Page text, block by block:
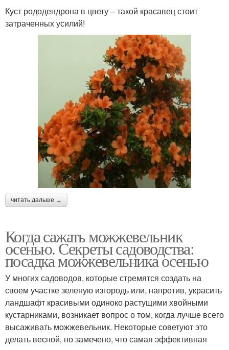
Куст рододендрона в цвету – такой красавец стоит
затраченных усилий!
читать дальше →
Когда сажать можжевельник
осенью. Секреты садоводства:
посадка можжевельника осенью
У многих садоводов, которые стремятся создать на
своем участке зеленую изгородь или, напротив, украсить
ландшафт красивыми одиноко растущими хвойными
кустарниками, возникает вопрос о том, когда лучше всего
высаживать можжевельник. Некоторые советуют это
делать весной, но замечено, что самая эффективная